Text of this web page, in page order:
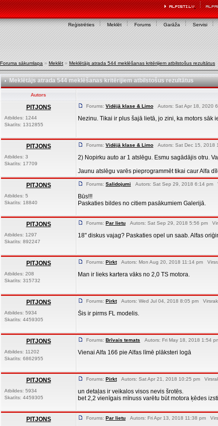
Reģistrēties Meklēt Forums Garāža Servisi
Foruma sākumlapa » Meklēt » Meklētājs atrada 544 meklēšanas kritērijiem atbilstošus rezultātus
Meklētājs atrada 544 meklēšanas kritērijiem atbilstošus rezultātus
Autors
PITJONS
Atbildes: 1244
Skatīts: 1312855
Forums: Vidējā klase & Limo Autors: Sat Apr 18, 2020
Nezinu. Tikai ir plus šajā lietā, jo zini, ka motors sāk
PITJONS
Atbildes: 3
Skatīts: 17709
Forums: Vidējā klase & Limo Autors: Sat Dec 15, 2018
2) Nopirku auto ar 1 atslēgu. Esmu sagādājis otru.
Jaunu atslēgu varēs pieprogrammēt tikai caur Alfa
PITJONS
Atbildes: 5
Skatīts: 18840
Forums: Salidojumi Autors: Sat Sep 29, 2018 6:14 pm
Būs!!!
Paskaties bildes no citiem pasākumiem Galerijā.
PITJONS
Atbildes: 1297
Skatīts: 892247
Forums: Par lietu Autors: Sat Sep 29, 2018 5:56 pm
18" diskus vajag? Paskaties opel un saab. Alfas
PITJONS
Atbildes: 208
Skatīts: 315732
Forums: PirktAutors: Mon Aug 20, 2018 11:14 pm
Man ir lieks kartera vāks no 2,0 TS motora.
PITJONS
Atbildes: 5934
Skatīts: 4459305
Forums: PirktAutors: Wed Jul 04, 2018 8:05 pm
Šis ir pirms FL modelis.
PITJONS
Atbildes: 11202
Skatīts: 6862955
Forums: Brīvais temats Autors: Fri May 18, 2018 1:54
Vienai Alfa 166 pie Alfas līmē plāksteri logā
PITJONS
Atbildes: 5934
Skatīts: 4459305
Forums: PirktAutors: Sat Apr 21, 2018 10:25 pm
un detaļas ir veikalos visos nevis šrotēs.
bet 2,2 vienīgais mīnuss varētu būt motora ķēdes
PITJONS Forums: Par lietu Autors: Fri Apr 13, 2018 11:38 pm